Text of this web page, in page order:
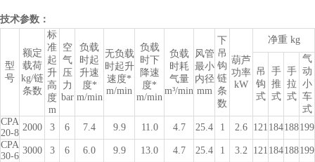
技术参数：
型
号
额定
载荷
kg/链
条数
标
准
起
升
高
度
m
空
气
压
力
bar
负载
时起
升速
度*
m/min
无负载
时起升
速度*
m/min
负载
时下
降速
度*
m/min
负载
时耗
气量
m³/min
风管
最小
内径
mm
下
吊
钩
链
条
数
葫芦
功率
kW
净重 kg
吊
钩
式
手
推
式
手
拉
式
气
动
小
车
式
CPA
20-8
2000 3 6 7.4 9.9 11.0 4.7 25.4 1 2.6 121 184188199
CPA
30-6
3000 3 6 6.0 9.9 13.0 4.7 25.4 1 3.2 121 184188199